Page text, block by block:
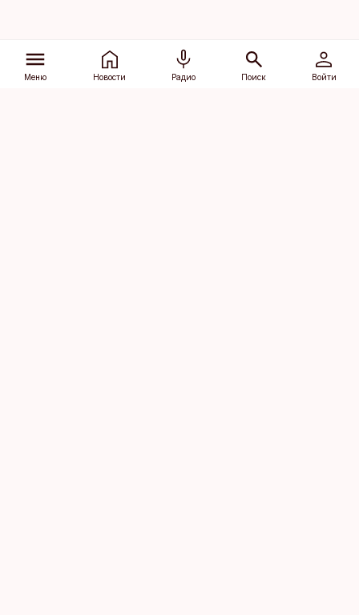
Меню Новости Радио Поиск Войти